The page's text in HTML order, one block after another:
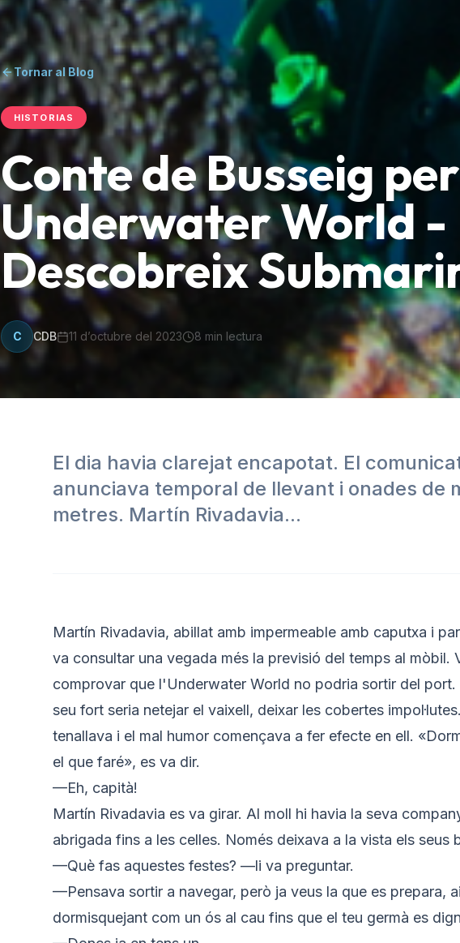
Tornar al Blog
HISTORIAS
Conte de Busseig
Underwater World -
Descobreix
C CDB 11 d’octubre del 2023 8 min lectura
El dia havia clarejat encapotat. El
anunciava temporal de llevant i onades de
metres. Martín Rivadavia...
Martín Rivadavia, abillat amb impermeable amb caputxa i
va consultar una vegada més la previsió del temps al mòbil.
comprovar que l'Underwater World no podria sortir del port.
seu fort seria netejar el vaixell, deixar les cobertes
tenallava i el mal humor començava a fer efecte en ell.
el que faré», es va dir.
—Eh, capità!
Martín Rivadavia es va girar. Al moll hi havia la seva
abrigada fins a les celles. Només deixava a la vista els seus
—Què fas aquestes festes? —li va preguntar.
—Pensava sortir a navegar, però ja veus la que es prepara,
dormisquejant com un ós al cau fins que el teu germà es